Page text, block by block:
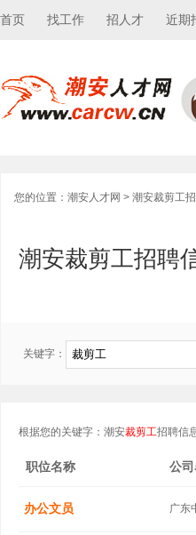
首页 找工作 招人才 近期
您的位置： 潮安人才网 > 潮安裁剪工
潮安裁剪工招聘
关键字：
根据您的关键字：潮安裁剪工招聘信
职位名称 公
办公文员 广东